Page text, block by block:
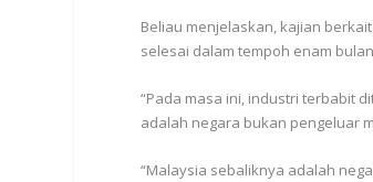
Beliau menjelaskan, kajian
selesai dalam tempoh enam
“Pada masa ini, industri terbabit
adalah negara bukan pengeluar
“Malaysia sebaliknya adalah